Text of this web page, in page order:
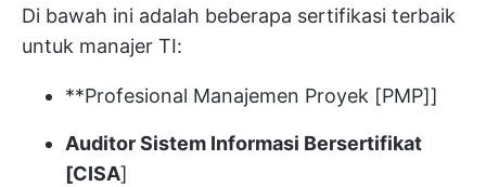
Di bawah ini adalah beberapa sertifikasi terbaik
untuk manajer TI:
**Profesional Manajemen Proyek [PMP]]
Auditor Sistem Informasi Bersertifikat
[CISA]